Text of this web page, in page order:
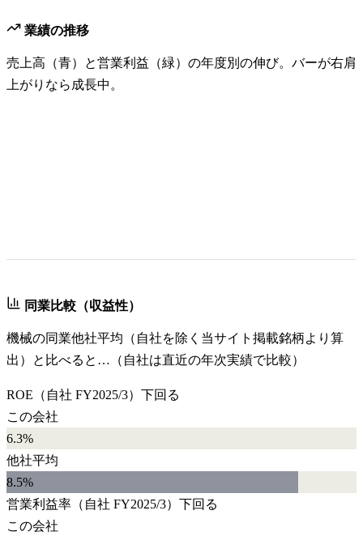
業績の推移
売上高（青）と営業利益（緑）の年度別の伸び。バーが右肩
上がりなら成長中。
同業比較（収益性）
機械の同業他社平均（自社を除く当サイト掲載銘柄より算
出）と比べると…（自社は直近の年次実績で比較）
ROE （自社 FY2025/3） 下回る
この会社
6.3%
他社平均
8.5%
営業利益率 （自社 FY2025/3） 下回る
この会社